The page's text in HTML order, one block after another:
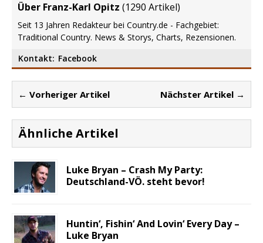
Über Franz-Karl Opitz (1290 Artikel)
Seit 13 Jahren Redakteur bei Country.de - Fachgebiet:
Traditional Country. News & Storys, Charts, Rezensionen.
Kontakt: Facebook
← Vorheriger Artikel Nächster Artikel →
Ähnliche Artikel
Luke Bryan – Crash My Party:
Deutschland-VÖ. steht bevor!
Huntin‘, Fishin‘ And Lovin‘ Every Day –
Luke Bryan